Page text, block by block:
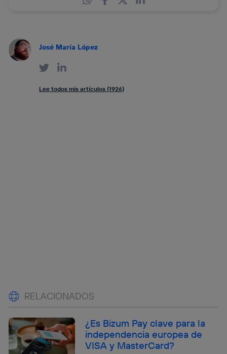
José María López
Lee todos mis artículos (1926)
RELACIONADOS
¿Es Bizum Pay clave para la
independencia europea de
VISA y MasterCard?